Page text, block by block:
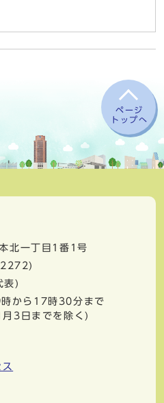
ページ
トップへ
北一丁目1番1号
表)
から17時30分まで
3日までを除く)